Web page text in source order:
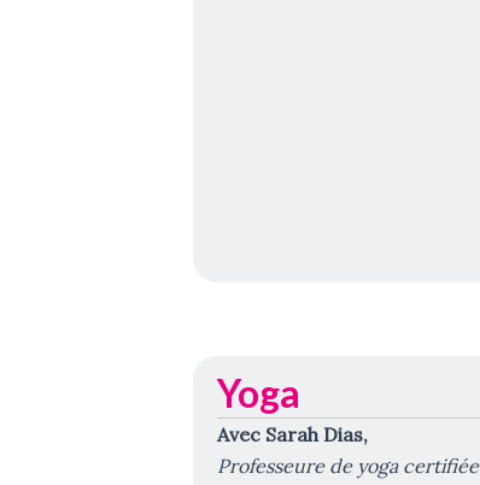
Yoga
Avec Sarah Dias,
Professeure de yoga certifiée